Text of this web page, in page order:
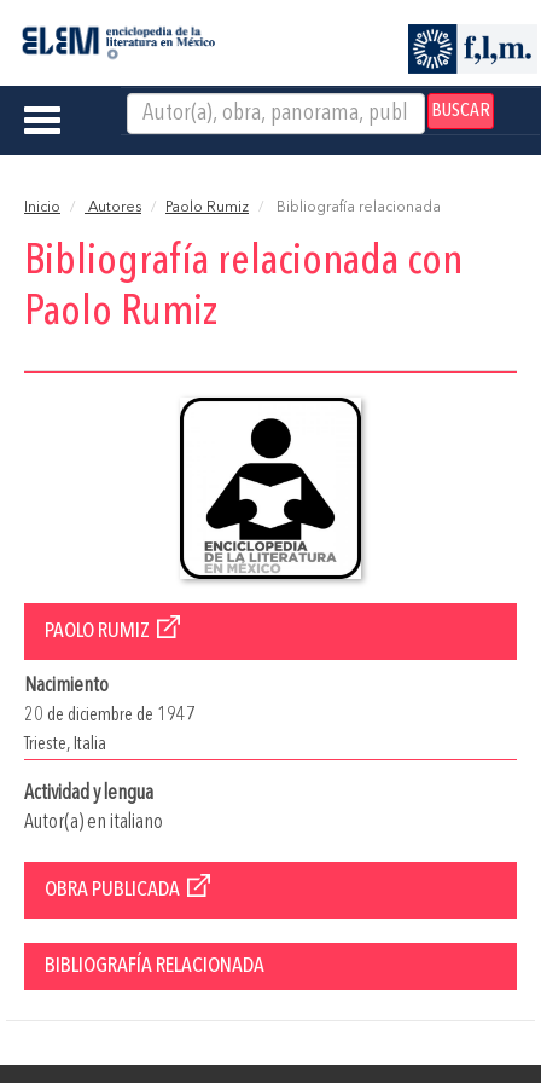
BUSCAR
Toggle
Inicio Autores Paolo Rumiz Bibliografía relacionada
Bibliografía relacionada con
Paolo Rumiz
PAOLO RUMIZ
Nacimiento
20 de diciembre de 1947
Trieste, Italia
Actividad y lengua
Autor(a) en italiano
OBRA PUBLICADA
BIBLIOGRAFÍA RELACIONADA